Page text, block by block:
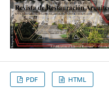
PDF HTML